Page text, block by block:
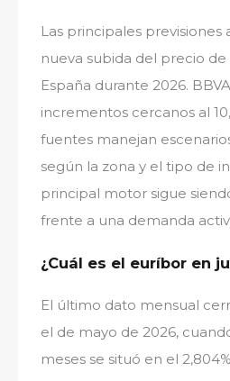
Las principales previsiones
nueva subida del precio de
España durante 2026.
incrementos cercanos al
fuentes manejan
según la zona y el tipo de
principal motor sigue
frente a una demanda
¿Cuál es el euríbor en
El último dato mensual
el de mayo de 2026,
meses se situó en el